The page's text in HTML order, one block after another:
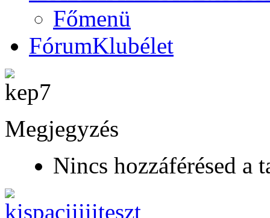
Főmenü
FórumKlubélet
Megjegyzés
Nincs hozzáférésed a